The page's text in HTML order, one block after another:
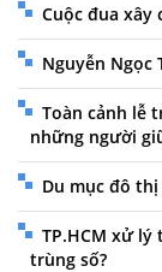
Cuộc đua xây
Nguyễn Ngọc
Toàn cảnh lễ
những người
Du mục đô
TP.HCM xử
trùng số?